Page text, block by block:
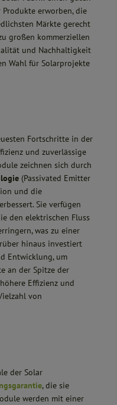
erworben, die
Märkte gerecht
großen kommerziellen
und Nachhaltigkeit
Wahl für Solarprojekte
Fortschritte in der
und zuverlässige
zeichnen sich durch
(Passivated Emitter
und die
Sie verfügen
den elektrischen Fluss
was zu einer
hinaus investiert
Entwicklung, um
an der Spitze der
Effizienz und
von
der Solar
, die sie
werden mit einer